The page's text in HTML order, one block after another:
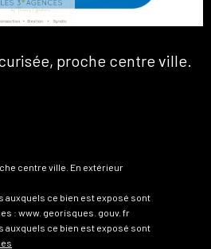
proche centre ville.
centre ville. En extérieur
ce bien est exposé sont
: www. georisques. gouv. fr
ce bien est exposé sont